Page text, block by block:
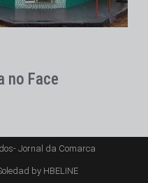
no Face
Jornal da Comarca
by HBELINE